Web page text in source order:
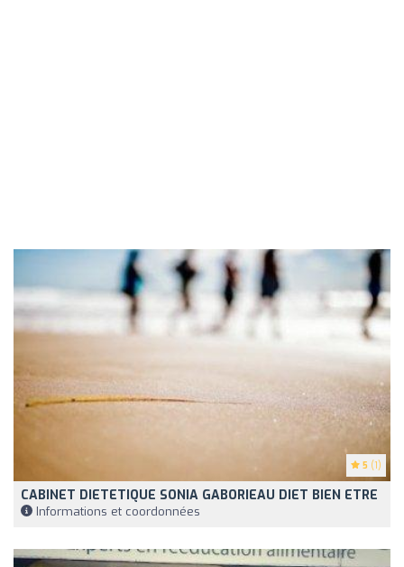
5 (1)
CABINET DIETETIQUE SONIA GABORIEAU DIET BIEN ETRE
Informations et coordonnées